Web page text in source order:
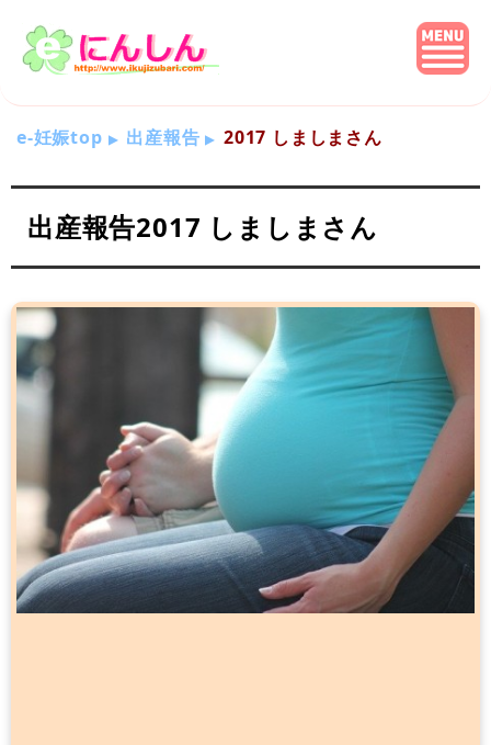
e-妊娠top 出産報告 2017 しましまさん
出産報告2017 しましまさん